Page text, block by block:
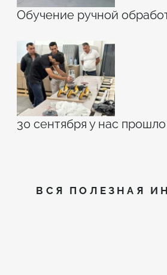
Обучение ручной
30 сентября у нас
ВСЯ ПОЛЕЗНАЯ